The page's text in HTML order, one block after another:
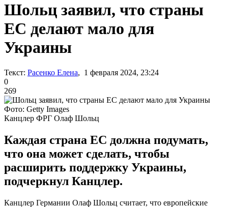
Шольц заявил, что страны
ЕС делают мало для
Украины
Текст: Расенко Елена, 1 февраля 2024, 23:24
0
269
Фото: Getty Images
Канцлер ФРГ Олаф Шольц
Каждая страна ЕС должна подумать,
что она может сделать, чтобы
расширить поддержку Украины,
подчеркнул Канцлер.
Канцлер Германии Олаф Шольц считает, что европейские